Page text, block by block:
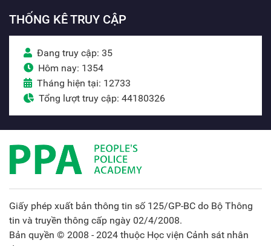
THỐNG KÊ TRUY CẬP
Đang truy cập: 35
Hôm nay: 1354
Tháng hiện tại: 12733
Tổng lượt truy cập: 44180326
Giấy phép xuất bản thông tin số 125/GP-BC do Bộ Thông
tin và truyền thông cấp ngày 02/4/2008.
Bản quyền © 2008 - 2024 thuộc Học viện Cảnh sát nhân